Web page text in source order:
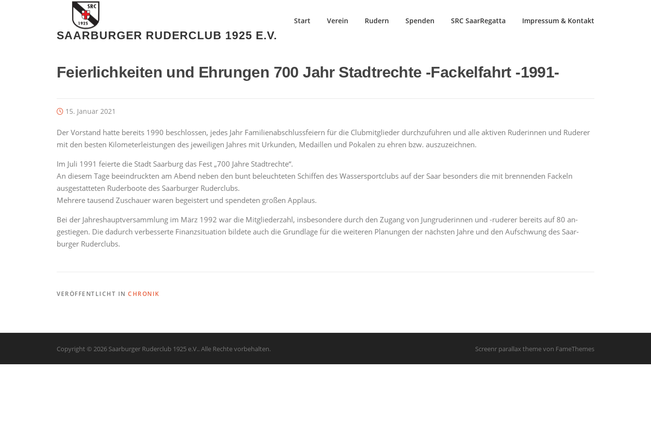
SAARBURGER RUDERCLUB 1925 E.V.
Start Verein Rudern Spenden SRC SaarRegatta Impressum & Kontakt
Feierlichkeiten und Ehrungen 700 Jahr Stadtrechte -Fackelfahrt -1991-
15. Januar 2021
Der Vorstand hatte bereits 1990 beschlossen, jedes Jahr Familienabschluss­feiern für die Clubmitglieder durchzuführen und alle aktiven Ruderinnen und Ruderer
mit den besten Kilometerleistungen des jeweiligen Jahres mit Urkunden, Medaillen und Pokalen zu ehren bzw. auszuzeichnen.
Im Juli 1991 feierte die Stadt Saarburg das Fest „700 Jahre Stadtrechte“.
An diesem Tage beeindruckten am Abend neben den bunt beleuchteten Schiffen des Wassersportclubs auf der Saar besonders die mit brennenden Fackeln
ausgestatteten Ruderboote des Saarburger Ruderclubs.
Mehrere tausend Zuschauer waren begeistert und spendeten großen Applaus.
Bei der Jahreshauptversammlung im März 1992 war die Mitgliederzahl, insbe­sondere durch den Zugang von Jungruderinnen und -ruderer bereits auf 80 an­
gestiegen. Die dadurch verbesserte Finanzsituation bildete auch die Grundlage für die weiteren Planungen der nächsten Jahre und den Aufschwung des Saar­
burger Ruderclubs.
VERÖFFENTLICHT IN CHRONIK
Copyright © 2026 Saarburger Ruderclub 1925 e.V.. Alle Rechte vorbehalten. Screenr parallax themevon FameThemes